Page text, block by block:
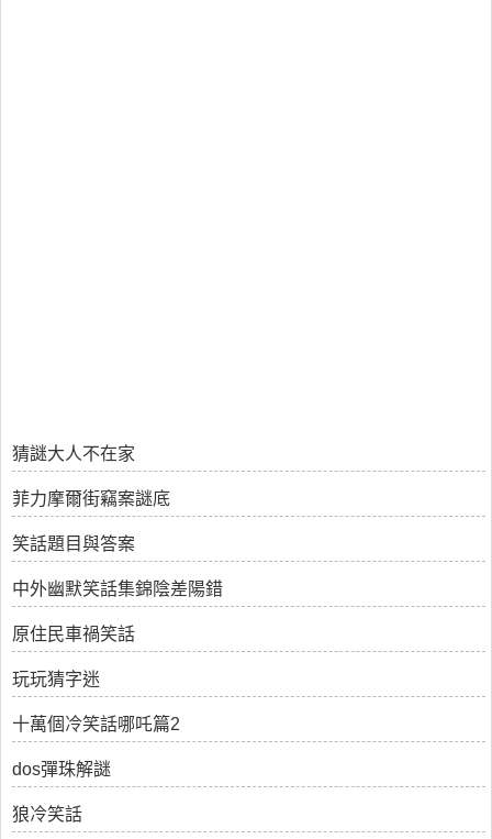
猜謎大人不在家
菲力摩爾街竊案謎底
笑話題目與答案
中外幽默笑話集錦陰差陽錯
原住民車禍笑話
玩玩猜字迷
十萬個冷笑話哪吒篇2
dos彈珠解謎
狼冷笑話